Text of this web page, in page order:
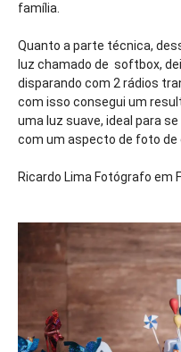
família.
Quanto a parte técnica,
luz chamado de softbox,
disparando com 2 rádios
com isso consegui um
uma luz suave, ideal para
com um aspecto de foto
Ricardo Lima Fotógrafo em